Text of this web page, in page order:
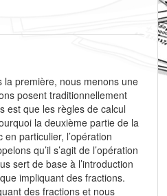
la première, nous menons une
posent traditionnellement
est que les règles de calcul
la deuxième partie de la
particulier, l’opération
qu’il s’agit de l’opération
sert de base à l’introduction
impliquant des fractions.
des fractions et nous